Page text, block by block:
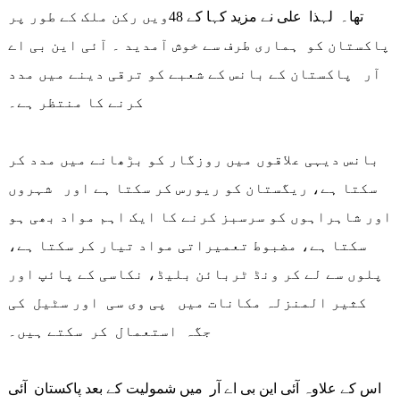
تھا۔ لہذا علی نے مزید کہا کے 48ویں رکن ملک کے طور پر
پاکستان کو ہماری طرف سے خوش آمدید ۔ آئی این بی اے
آر پاکستان کے بانس کے شعبے کو ترقی دینے میں مدد
کرنے کا منتظر ہے۔
بانس دیہی علاقوں میں روزگار کو بڑھانے میں مدد کر
سکتا ہے، ریگستان کو ریورس کر سکتا ہے اور شہروں
اور شاہراہوں کو سرسبز کرنے کا ایک اہم مواد بھی ہو
سکتا ہے، مضبوط تعمیراتی مواد تیار کر سکتا ہے،
پلوں سے لے کر ونڈ ٹربائن بلیڈ، نکاسی کے پائپ اور
کثیر المنزلہ مکانات میں پی وی سی اور سٹیل کی
جگہ استعمال کر سکتے ہیں۔
اس کے علاوہ آئی این بی اے آر میں شمولیت کے بعد پاکستان آئی